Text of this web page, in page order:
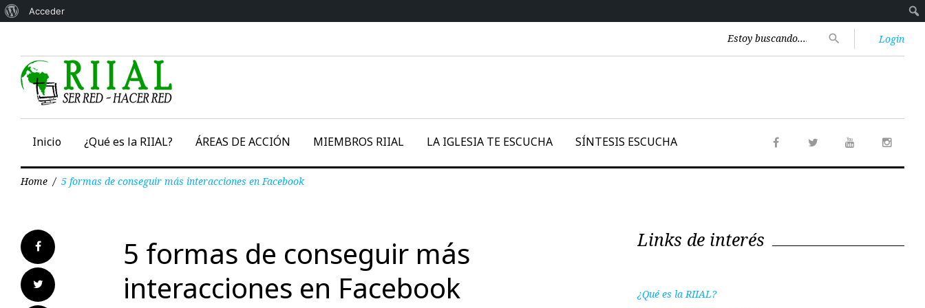
content
Login
Encontrar:
search
FacebookTwitterYoutube
Inicio ¿Qué es la RIIAL? ÁREAS DE ACCIÓN MIEMBROS RIIAL LA IGLESIA TE ESCUCHA SÍNTESIS ESCUCHA
Home / 5 formas de conseguir más interacciones en Facebook
Facebook
Twitter
5 formas de conseguir más
interacciones en Facebook
Links de interés
¿Qué es la RIIAL?
Acerca
WordPress
Acceder